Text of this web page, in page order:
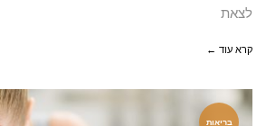
לצאת
קרא עוד ←
בריאות